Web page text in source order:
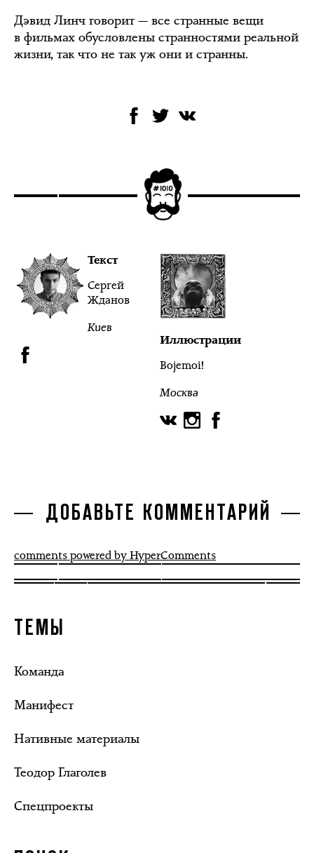
Дэвид Линч говорит — все странные вещи
в фильмах обусловлены странностями реальной
жизни, так что не так уж они и странны.
Текст
Сергей
Жданов
Киев
Иллюстрации
Bojemoi!
Москва
ДОБАВЬТЕ КОММЕНТАРИЙ
comments powered by HyperComments
ТЕМЫ
Команда
Манифест
Нативные материалы
Теодор Глаголев
Спецпроекты